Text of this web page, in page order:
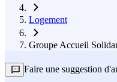
Logement
Groupe Accueil
Faire une suggestion